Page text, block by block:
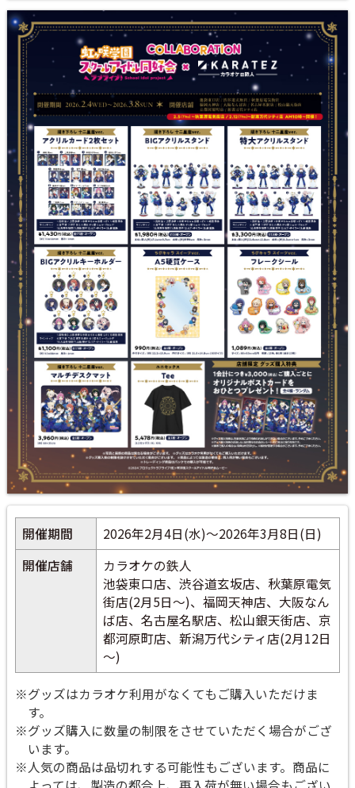
開催期間
2026年2月4日(水)～2026年3月8日(日)
開催店舗
カラオケの鉄人
池袋東口店、渋谷道玄坂店、秋葉原電気
街店(2月5日～)、福岡天神店、大阪なん
ば店、名古屋名駅店、松山銀天街店、京
都河原町店、新潟万代シティ店(2月12日
～)
※グッズはカラオケ利用がなくてもご購入いただけま
す。
※グッズ購入に数量の制限をさせていただく場合がござ
います。
※人気の商品は品切れする可能性もございます。商品に